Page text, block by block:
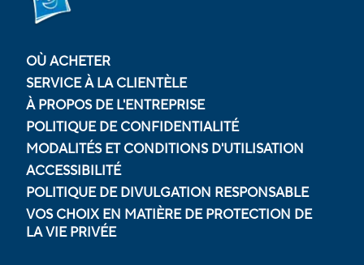
OÙ ACHETER
SERVICE À LA CLIENTÈLE
À PROPOS DE L'ENTREPRISE
POLITIQUE DE CONFIDENTIALITÉ
MODALITÉS ET CONDITIONS D'UTILISATION
ACCESSIBILITÉ
POLITIQUE DE DIVULGATION RESPONSABLE
VOS CHOIX EN MATIÈRE DE PROTECTION DE
LA VIE PRIVÉE